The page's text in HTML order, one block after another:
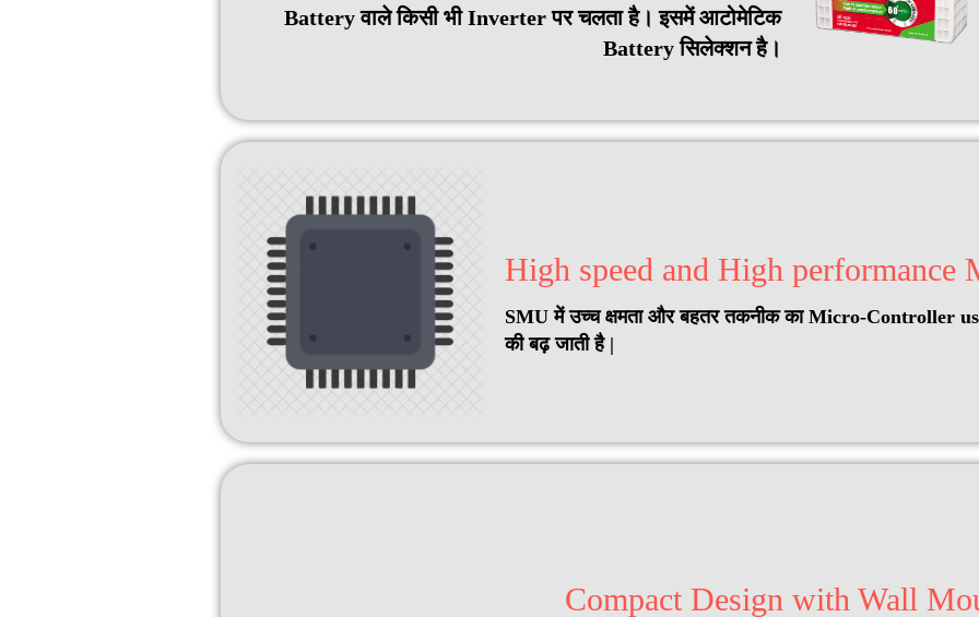
Battery वाले किसी भी Inverter पर चलता है। इसमें आटोमेटिक
Battery सिलेक्शन है।
High speed and High performance
SMU में उच्च क्षमता और बहतर तकनीक का Micro-Controller
की बढ़ जाती है |
Compact Design with Wall